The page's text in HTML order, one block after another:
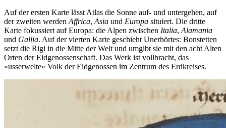
Auf der ersten Karte lässt Atlas die Sonne auf- und untergehen, auf
der zweiten werden Affrica, Asia und Europa situiert. Die dritte
Karte fokussiert auf Europa: die Alpen zwischen Italia, Alamania
und Gallia. Auf der vierten Karte geschieht Unerhörtes: Bonstetten
setzt die Rigi in die Mitte der Welt und umgibt sie mit den acht Alten
Orten der Eidgenossenschaft. Das Werk ist vollbracht, das
«usserwelte» Volk der Eidgenossen im Zentrum des Erdkreises.